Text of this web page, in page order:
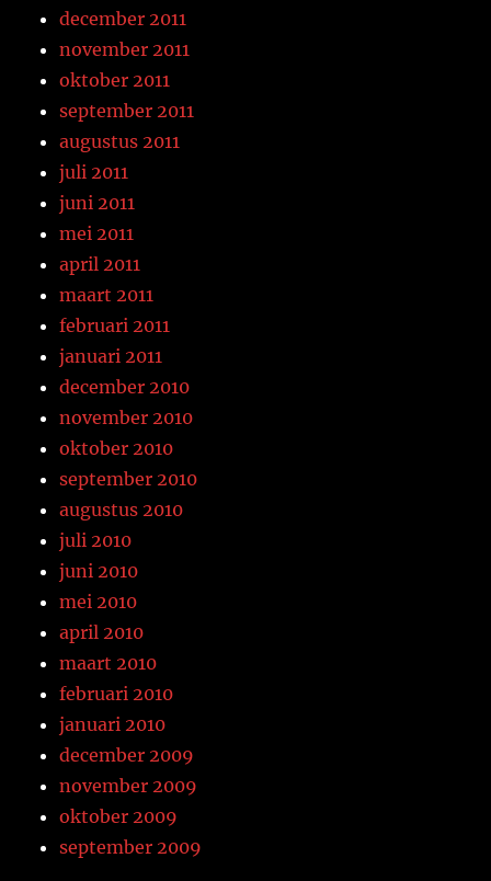
december 2011
november 2011
oktober 2011
september 2011
augustus 2011
juli 2011
juni 2011
mei 2011
april 2011
maart 2011
februari 2011
januari 2011
december 2010
november 2010
oktober 2010
september 2010
augustus 2010
juli 2010
juni 2010
mei 2010
april 2010
maart 2010
februari 2010
januari 2010
december 2009
november 2009
oktober 2009
september 2009